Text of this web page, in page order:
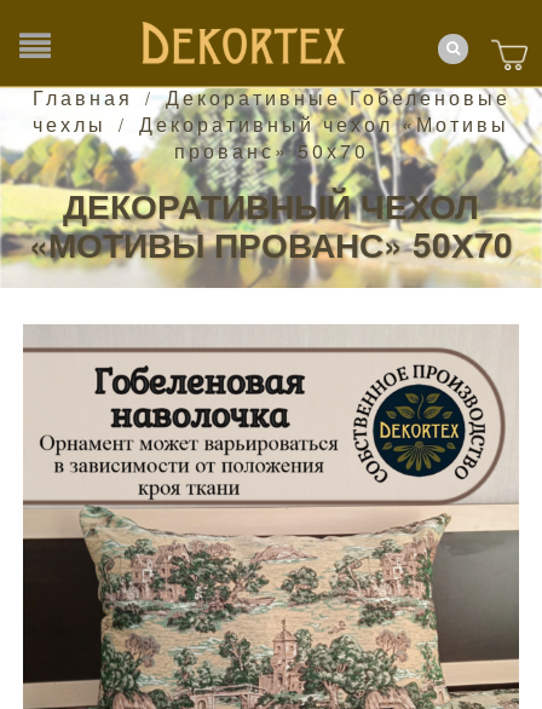
Главная /
Декоративные Гобеленовые
чехлы
/
Декоративный чехол «Мотивы
прованс» 50х70
ДЕКОРАТИВНЫЙ ЧЕХОЛ
«МОТИВЫ ПРОВАНС» 50Х70